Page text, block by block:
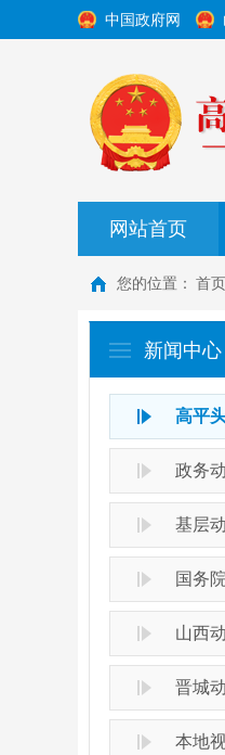
中国政府网
网站首页
您的位置： 首页
新闻中心
高平
政务
基层
国务
山西
晋城
本地